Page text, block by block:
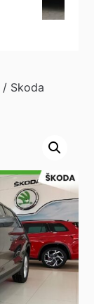
/ Skoda